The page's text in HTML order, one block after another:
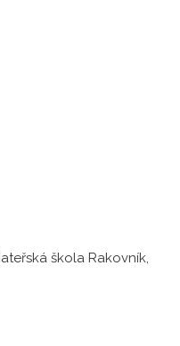
škola Rakovník,